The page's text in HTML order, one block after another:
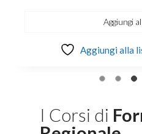
Aggiungi
Aggiungi alla
I Corsi di